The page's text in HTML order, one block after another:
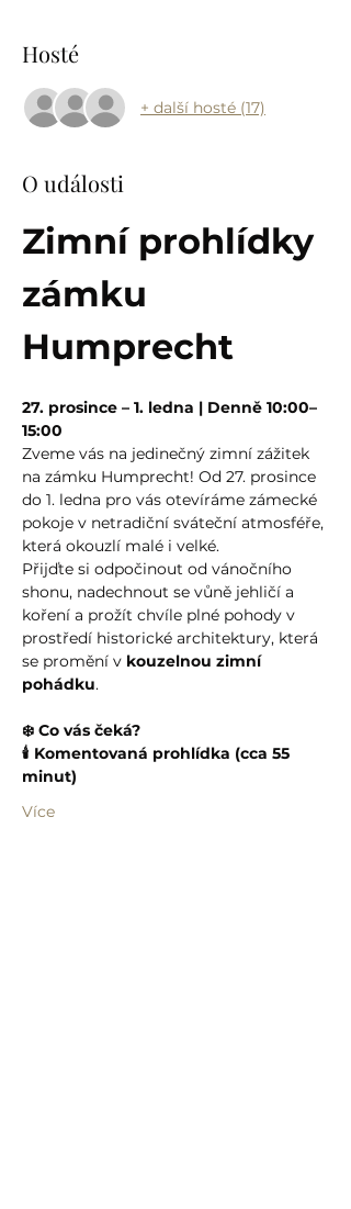
Hosté
+ další hosté (17)
O události
Zimní prohlídky
zámku
Humprecht
27. prosince – 1. ledna | Denně 10:00–
15:00
Zveme vás na jedinečný zimní zážitek
na zámku Humprecht! Od 27. prosince
do 1. ledna pro vás otevíráme zámecké
pokoje v netradiční sváteční atmosféře,
která okouzlí malé i velké.
Přijďte si odpočinout od vánočního
shonu, nadechnout se vůně jehličí a
koření a prožít chvíle plné pohody v
prostředí historické architektury, která
se promění v kouzelnou zimní
pohádku.
❄️ Co vás čeká?
🕯️ Komentovaná prohlídka (cca 55
minut)
Více